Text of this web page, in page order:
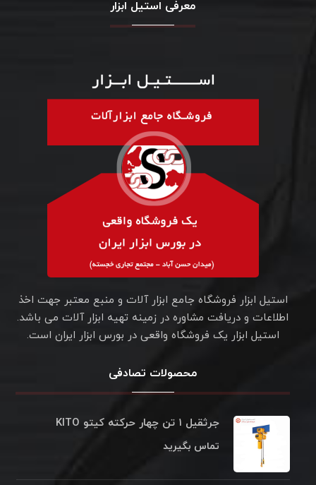
معرفی استیل ابزار
استیل ابزار فروشگاه جامع ابزار آلات و منبع معتبر جهت اخذ
اطلاعات و دریافت مشاوره در زمینه تهیه ابزار آلات می باشد.
استیل ابزار یک فروشگاه واقعی در بورس ابزار ایران است.
محصولات تصادفی
جرثقیل ۱ تن چهار حرکته کیتو KITO
تماس بگیرید